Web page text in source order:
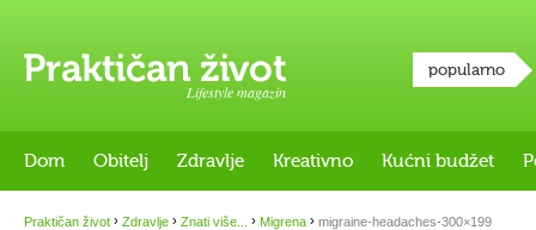
Lifestyle magazin
popularno
Dom Obitelj Zdravlje Kreativno Kućni budžet
Praktičan život › Zdravlje › Znati više... › Migrena › migraine-headaches-300×199